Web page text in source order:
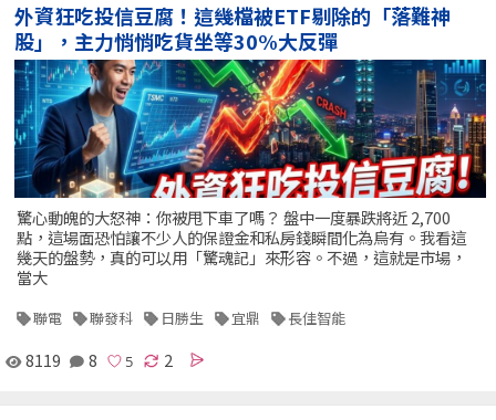
外資狂吃投信豆腐！這幾檔被ETF剔除的「落難神
股」，主力悄悄吃貨坐等30%大反彈
驚心動魄的大怒神：你被甩下車了嗎？ 盤中一度暴跌將近 2,700
點，這場面恐怕讓不少人的保證金和私房錢瞬間化為烏有。我看這
幾天的盤勢，真的可以用「驚魂記」來形容。不過，這就是市場，
當大
聯電 聯發科 日勝生 宜鼎 長佳智能
8119 8 2